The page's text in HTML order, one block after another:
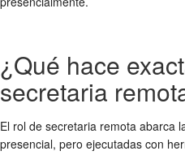
¿Qué hace
secretaria
El rol de secretaria remota abarca
presencial, pero ejecutadas con